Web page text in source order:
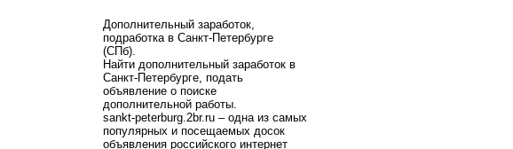
Дополнительный заработок,
подработка в Санкт-Петербурге
(СПб).
Найти дополнительный заработок в
Санкт-Петербурге, подать
объявление о поиске
дополнительной работы.
sankt-peterburg.2br.ru – одна из самых
популярных и посещаемых досок
объявления российского интернет